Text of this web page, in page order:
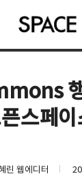
스페
린 웹에디터